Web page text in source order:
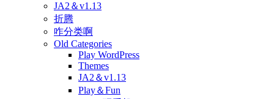
JA2＆v1.13
折腾
咋分类啊
Old Categories
Play WordPress
Themes
JA2＆v1.13
Play＆Fun